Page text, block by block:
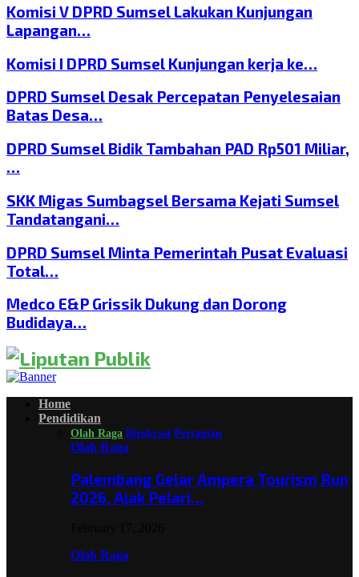
Komisi V DPRD Sumsel Lakukan Kunjungan
Lapangan…
Komisi I DPRD Sumsel Kunjungan kerja ke…
DPRD Sumsel Desak Percepatan Penyelesaian
Batas Desa…
DPRD Sumsel Bidik Tambahan PAD Rp501 Miliar,
…
SKK Migas Sumbagsel Bersama Kejati Sumsel
Tandatangani…
DPRD Sumsel Minta Pemerintah Pusat Evaluasi
Total…
Medco E&P Grissik Dukung dan Dorong
Budidaya…
Home
Pendidikan
Olah Raga Birokrasi Pertanian
Olah Raga
Palembang Gelar Ampera Tourism Run
2026, Ajak Pelari…
Olah Raga